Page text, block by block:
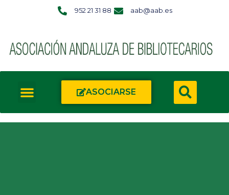
952 21 31 88 aab@aab.es
ASOCIARSE